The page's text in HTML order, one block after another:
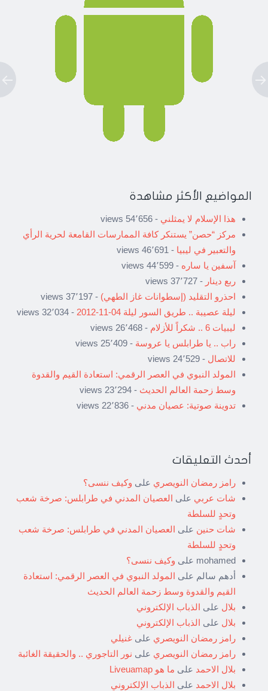
المواضيع الأكثر مشاهدة
هذا الإسلام لا يمثلني - 54٬656 views
مركز “حصن” يستنكر كافة الممارسات القامعة لحرية الرأي
والتعبير في ليبيا - 46٬691 views
آسفين يا ساره - 44٬599 views
ربع دينار - 37٬727 views
احذرو التقليد (إسطوانات غاز الطهي) - 37٬197 views
ليلة عصيبة .. طريق السور ليلة 04-11-2012
- 32٬034 views
ليبيات 6 .. شكراً للأزلام
- 26٬468 views
راب .. يا طرابلس يا عروسة - 25٬409 views
للاتصال - 24٬529 views
المولد النبوي في العصر الرقمي: استعادة القيم والقدوة
وسط زحمة العالم الحديث - 23٬294 views
تدوينة صوتية: عصيان مدني - 22٬836 views
أحدث التعليقات
رامز رمضان النويصري على وكيف ننسى؟
شات عربي على العصيان المدني في طرابلس: صرخة شعب
وتحدٍ للسلطة
شات حنين على العصيان المدني في طرابلس: صرخة شعب
وتحدٍ للسلطة
mohamed على وكيف ننسى؟
أدهم سالم على المولد النبوي في العصر الرقمي: استعادة
القيم والقدوة وسط زحمة العالم الحديث
بلال على الذباب الإلكتروني
بلال على الذباب الإلكتروني
رامز رمضان النويصري على غنيلي
رامز رمضان النويصري على نور التاجوري .. والحقيقة الغائبة
بلال الاحمد على ما هو Liveuamap
بلال الاحمد على الذباب الإلكتروني